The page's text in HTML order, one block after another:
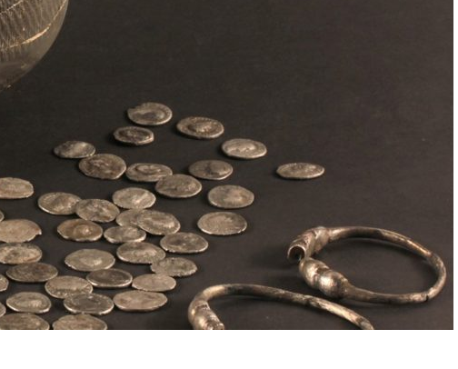
Bekijk alle jaargangen van de Archeologische
Kroniek op onze publiekswebsite. Sinds de editie
van 2008 verschijnt deze digitaal, de oudere
jaargangen (vanaf 1974) zijn gedigitaliseerd.
Bekijk alle jaargangen